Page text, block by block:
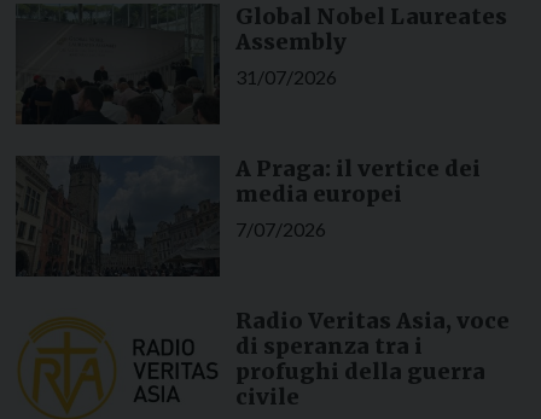
Global Nobel Laureates
Assembly
31/07/2026
A Praga: il vertice dei
media europei
7/07/2026
Radio Veritas Asia, voce
di speranza tra i
profughi della guerra
civile